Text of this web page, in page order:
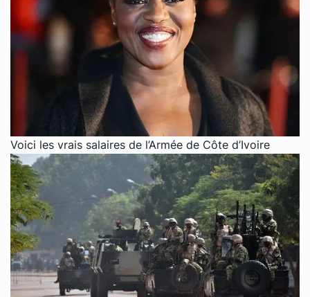
Voici les vrais salaires de l’Armée de Côte d’Ivoire